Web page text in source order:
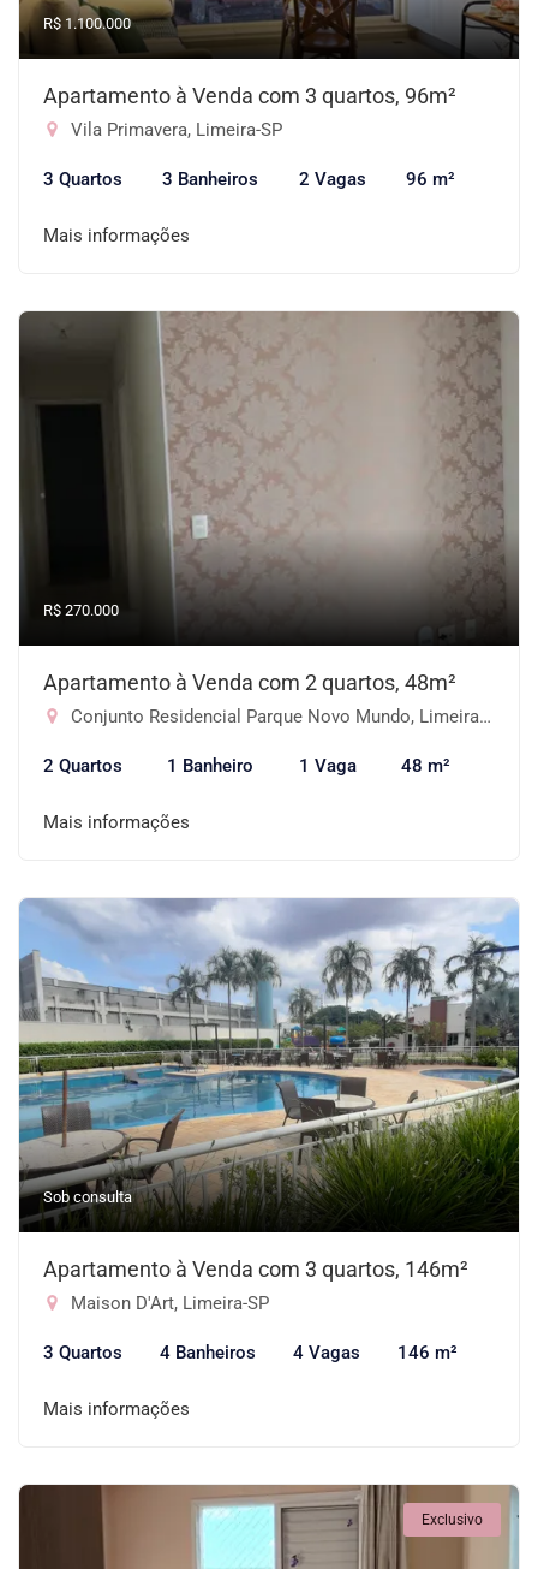
R$ 1.100.000
Apartamento à Venda com 3 quartos, 96m²
Vila Primavera, Limeira-SP
3 Quartos 3 Banheiros 2 Vagas 96 m²
Mais informações
R$ 270.000
Apartamento à Venda com 2 quartos, 48m²
Conjunto Residencial Parque Novo Mundo, Limeira-SP
2 Quartos 1 Banheiro 1 Vaga 48 m²
Mais informações
Sob consulta
Apartamento à Venda com 3 quartos, 146m²
Maison D'Art, Limeira-SP
3 Quartos 4 Banheiros 4 Vagas 146 m²
Mais informações
Exclusivo